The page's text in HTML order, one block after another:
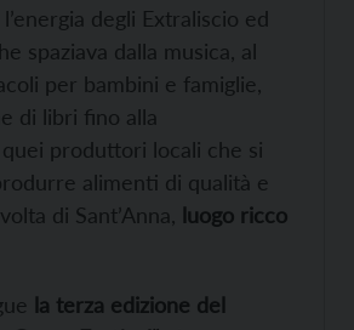
degli Extraliscio ed
spaziava dalla musica, al
per bambini e famiglie,
di libri fino alla
produttori locali che si
alimenti di qualità e
di Sant’Anna, luogo ricco
la terza edizione del